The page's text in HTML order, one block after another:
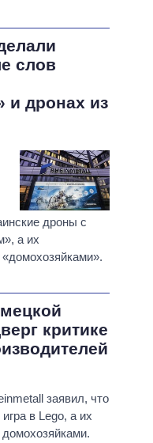
слов
и дронах из
дроны с
а их
критике
заявил, что
в Lego, а их